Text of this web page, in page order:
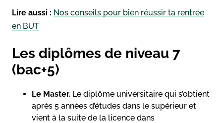
Lire aussi : Nos conseils pour bien réussir ta rentrée
en BUT
Les diplômes de niveau 7
(bac+5)
Le Master. Le diplôme universitaire qui s’obtient
après 5 années d’études dans le supérieur et
vient à la suite de la licence dans